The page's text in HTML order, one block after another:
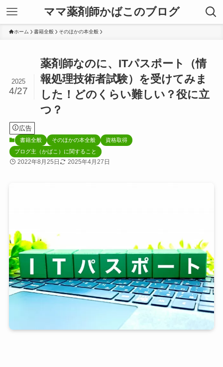
ママ薬剤師かばこのブログ
ホーム 書籍全般 そのほかの本全般
薬剤師なのに、ITパスポート（情
報処理技術者試験）を受けてみま
した！どのくらい難しい？役に立
つ？
2025
4/27
広告
書籍全般 そのほかの本全般
資格取得
ブログ主（かばこ）に関すること
2022年8月25日 2025年4月27日